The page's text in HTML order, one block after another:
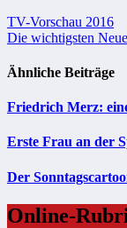
TV-Vorschau 2016
Die wichtigsten
Ähnliche Beiträge
Friedrich Merz:
Erste Frau an der
Der
Online-